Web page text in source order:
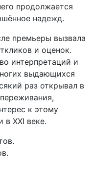
продолжается
надежд.
премьеры вызвала
и оценок.
интерпретаций и
выдающихся
раз открывал в
к этому
в XXI веке.